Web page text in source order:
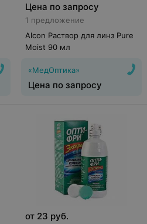
Цена по запросу
1 предложение
Alcon Раствор для линз Pure
Moist 90 мл
«МедОптика»
Цена по запросу
от 23 руб.